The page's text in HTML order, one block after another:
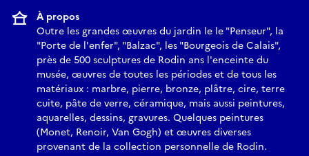
À propos
Outre les grandes œuvres du jardin le le "Penseur", la
"Porte de l'enfer", "Balzac", les "Bourgeois de Calais",
près de 500 sculptures de Rodin ans l'enceinte du
musée, œuvres de toutes les périodes et de tous les
matériaux : marbre, pierre, bronze, plâtre, cire, terre
cuite, pâte de verre, céramique, mais aussi peintures,
aquarelles, dessins, gravures. Quelques peintures
(Monet, Renoir, Van Gogh) et œuvres diverses
provenant de la collection personnelle de Rodin.